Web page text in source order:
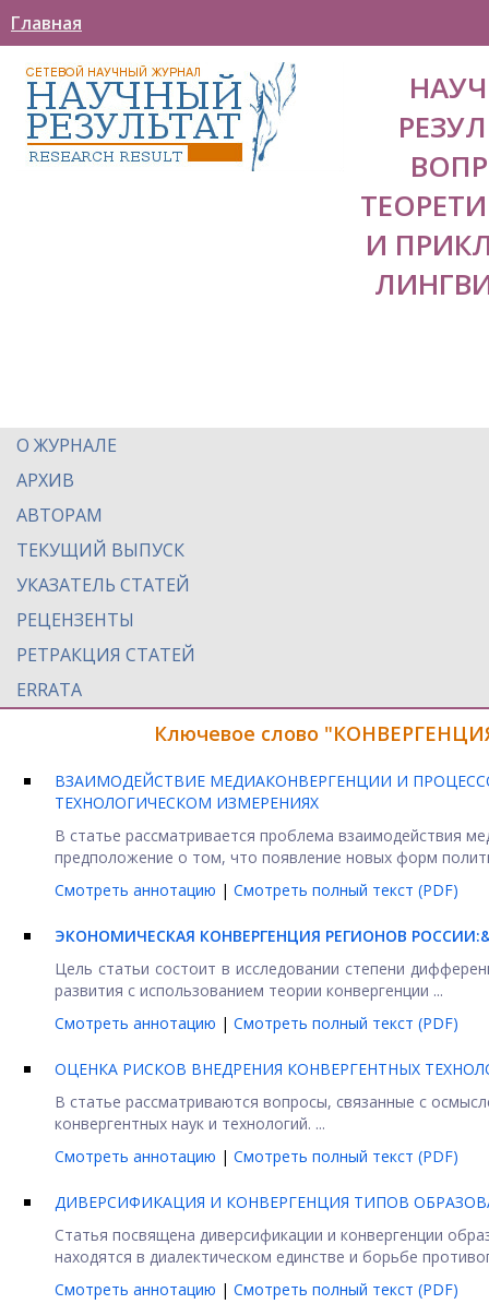
Главная
И
О ЖУРНАЛЕ
АРХИВ
АВТОРАМ
ТЕКУЩИЙ ВЫПУСК
УКАЗАТЕЛЬ СТАТЕЙ
РЕЦЕНЗЕНТЫ
РЕТРАКЦИЯ СТАТЕЙ
ERRATA
Ключевое слово
ВЗАИМОДЕЙСТВИЕ МЕДИАКОНВЕРГЕНЦИИ И
ТЕХНОЛОГИЧЕСКОМ ИЗМЕРЕНИЯХ
В статье рассматривается проблема взаимодействия
предположение о том, что появление новых форм
Смотреть аннотацию | Смотреть полный текст (PDF)
ЭКОНОМИЧЕСКАЯ КОНВЕРГЕНЦИЯ РЕГИОНОВ
Цель статьи состоит в исследовании степени
развития с использованием теории конвергенции ...
Смотреть аннотацию | Смотреть полный текст (PDF)
ОЦЕНКА РИСКОВ ВНЕДРЕНИЯ КОНВЕРГЕНТНЫХ
В статье рассматриваются вопросы, связанные с
конвергентных наук и технологий. ...
Смотреть аннотацию | Смотреть полный текст (PDF)
ДИВЕРСИФИКАЦИЯ И КОНВЕРГЕНЦИЯ ТИПОВ
Статья посвящена диверсификации и конвергенции
находятся в диалектическом единстве и борьбе
Смотреть аннотацию | Смотреть полный текст (PDF)